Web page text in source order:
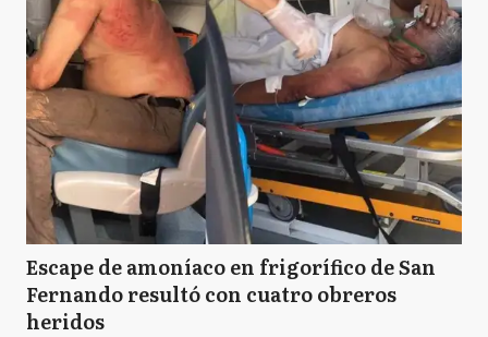
Escape de amoníaco en frigorífico de San
Fernando resultó con cuatro obreros
heridos